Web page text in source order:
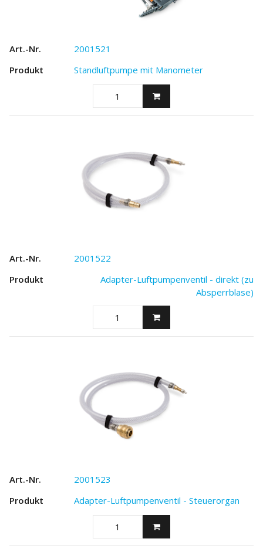
2001521
Standluftpumpe mit Manometer
2001522
Adapter-Luftpumpenventil - direkt (zu
Absperrblase)
2001523
Adapter-Luftpumpenventil - Steuerorgan